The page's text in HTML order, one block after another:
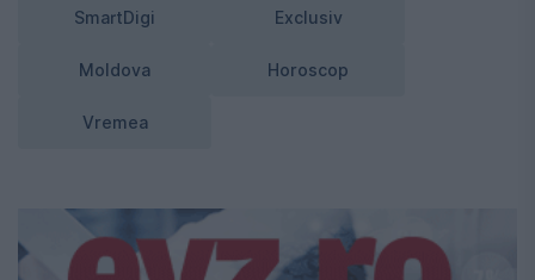
SmartDigi Exclusiv
Moldova Horoscop
Vremea